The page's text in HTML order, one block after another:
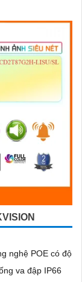
nghệ POE có độ
va đập IP66